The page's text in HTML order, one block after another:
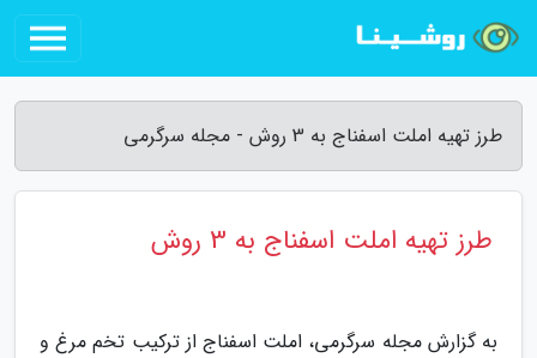
طرز تهیه املت اسفناج به 3 روش - مجله سرگرمی
طرز تهیه املت اسفناج به 3 روش
به گزارش مجله سرگرمی، املت اسفناج از ترکیب تخم مرغ و